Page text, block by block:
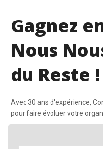
Gagnez
Nous
du Reste !
Avec 30 ans d'expérience,
pour faire évoluer votre